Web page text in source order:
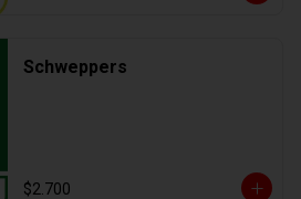
Schweppers
$2.700